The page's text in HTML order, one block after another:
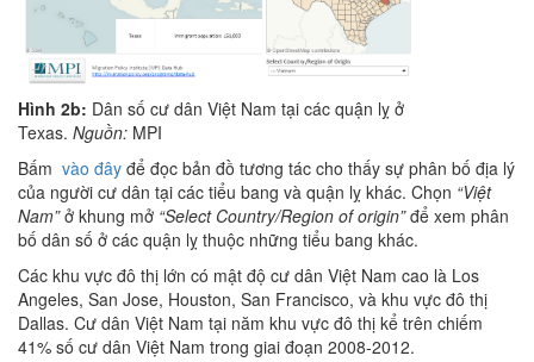
Hình 2b: Dân số cư dân Việt Nam tại các quận lỵ ở
Texas. Nguồn: MPI
Bấm vào đây để đọc bản đồ tương tác cho thấy sự phân bố địa lý
của người cư dân tại các tiểu bang và quận lỵ khác. Chọn “Việt
Nam”ở khung mở “Select Country/Region of origin”để xem phân
bố dân số ở các quận lỵ thuộc những tiểu bang khác.
Các khu vực đô thị lớn có mật độ cư dân Việt Nam cao là Los
Angeles, San Jose, Houston, San Francisco, và khu vực đô thị
Dallas. Cư dân Việt Nam tại năm khu vực đô thị kể trên chiếm
41% số cư dân Việt Nam trong giai đoạn 2008-2012.